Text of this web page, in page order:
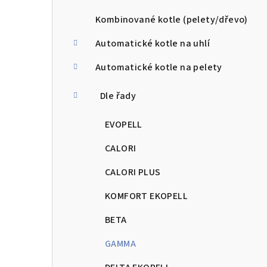
Kombinované kotle (pelety/dřevo)
Automatické kotle na uhlí
Automatické kotle na pelety
Dle řady
EVOPELL
CALORI
CALORI PLUS
KOMFORT EKOPELL
BETA
GAMMA